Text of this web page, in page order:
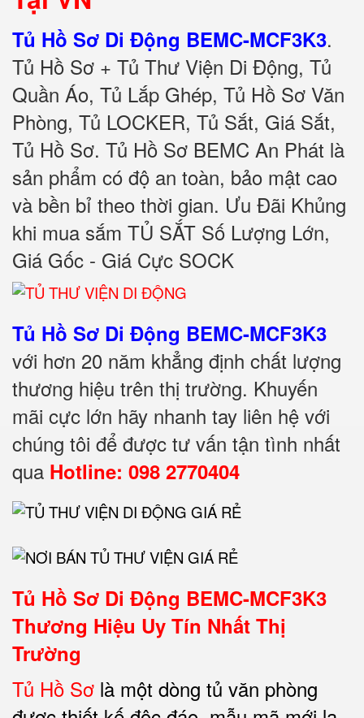
Tủ Hồ Sơ Di Động BEMC-MCF3K3.
Tủ Hồ Sơ + Tủ Thư Viện Di Động, Tủ
Quần Áo, Tủ Lắp Ghép, Tủ Hồ Sơ Văn
Phòng, Tủ LOCKER, Tủ Sắt, Giá Sắt,
Tủ Hồ Sơ. Tủ Hồ Sơ BEMC An Phát là
sản phẩm có độ an toàn, bảo mật cao
và bền bỉ theo thời gian. Ưu Đãi Khủng
khi mua sắm TỦ SẮT Số Lượng Lớn,
Giá Gốc - Giá Cực SOCK
Tủ Hồ Sơ Di Động BEMC-MCF3K3
với hơn 20 năm khẳng định chất lượng
thương hiệu trên thị trường. Khuyến
mãi cực lớn hãy nhanh tay liên hệ với
chúng tôi để được tư vấn tận tình nhất
qua Hotline: 098 2770404
Tủ Hồ Sơ Di Động BEMC-MCF3K3
Thương Hiệu Uy Tín Nhất Thị
Trường
Tủ Hồ Sơ là một dòng tủ văn phòng